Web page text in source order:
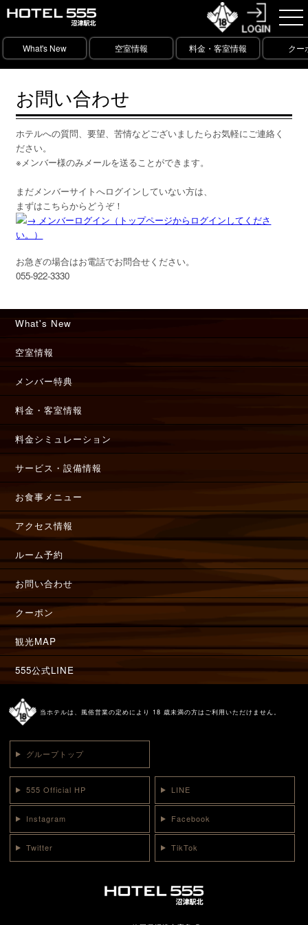
What's New 空室情報 料金・客室情報 クー
お問い合わせ
ホテルへの質問、要望、苦情などございましたらお気軽にご連絡く
ださい。
※メンバー様のみメールを送ることができます。
まだメンバーサイトへログインしていない方は、
まずはこちらからどうぞ！
メンバーログイン（トップページからログインしてくださ
い。）
お急ぎの場合はお電話でお問合せください。
055-922-3330
What's New
空室情報
メンバー特典
料金・客室情報
料金シミュレーション
サービス・設備情報
お食事メニュー
アクセス情報
ルーム予約
お問い合わせ
クーポン
観光MAP
555公式LINE
当ホテルは、風俗営業の定めにより 18 歳未満の方はご利用いただけません。
グループトップ
555 Official HP LINE
Instagram Facebook
Twitter TikTok